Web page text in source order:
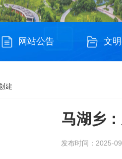
网站公告 文
建
马湖乡
发布时间：2025-